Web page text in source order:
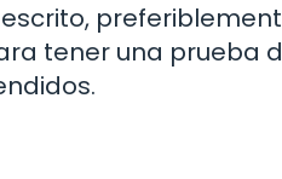
tener una prueba